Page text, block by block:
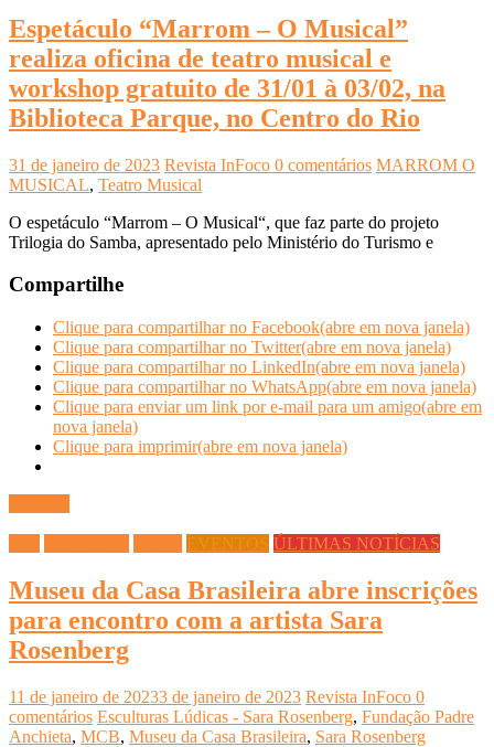
Espetáculo “Marrom – O Musical”
realiza oficina de teatro musical e
workshop gratuito de 31/01 à 03/02, na
Biblioteca Parque, no Centro do Rio
31 de janeiro de 2023 Revista InFoco 0 comentários MARROM O
MUSICAL, Teatro Musical
O espetáculo “Marrom – O Musical“, que faz parte do projeto
Trilogia do Samba, apresentado pelo Ministério do Turismo e
Compartilhe
Clique para compartilhar no Facebook(abre em nova janela)
Clique para compartilhar no Twitter(abre em nova janela)
Clique para compartilhar no LinkedIn(abre em nova janela)
Clique para compartilhar no WhatsApp(abre em nova janela)
Clique para enviar um link por e-mail para um amigo(abre em
nova janela)
Clique para imprimir(abre em nova janela)
EVENTOS ÚLTIMAS NOTÍCIAS
Museu da Casa Brasileira abre inscrições
para encontro com a artista Sara
Rosenberg
11 de janeiro de 20233 de janeiro de 2023 Revista InFoco 0
comentários Esculturas Lúdicas - Sara Rosenberg, Fundação Padre
Anchieta, MCB, Museu da Casa Brasileira, Sara Rosenberg